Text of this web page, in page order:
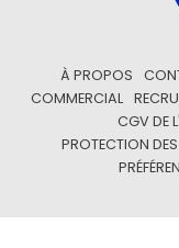
À PROPOS
COMMERCIAL
CGV DE
PROTECTION